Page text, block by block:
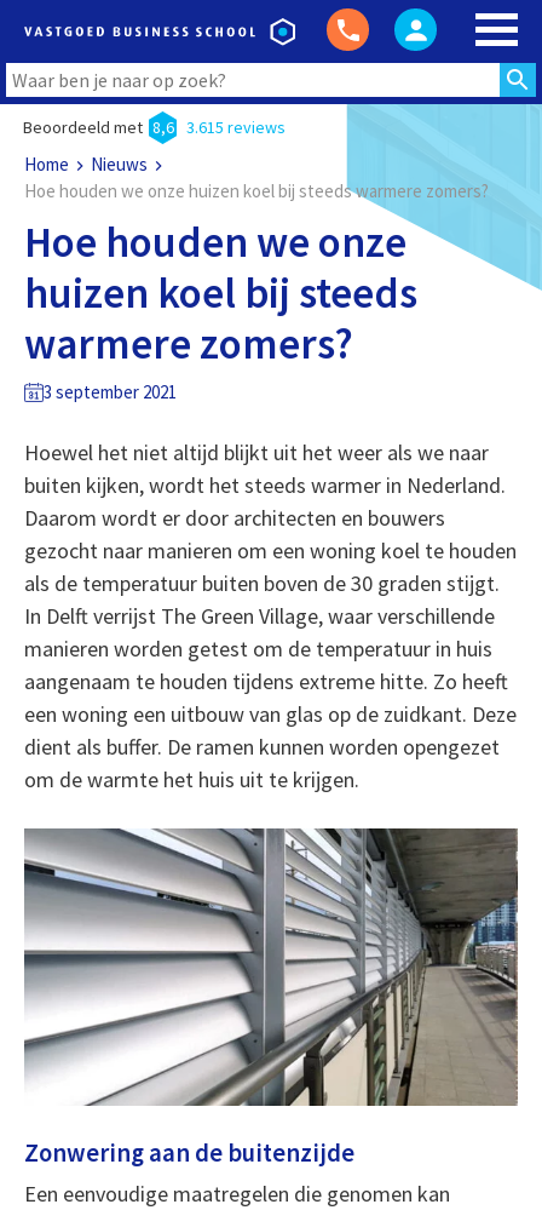
Beoordeeld met 8,6 3.615 reviews
Home
Nieuws
Hoe houden we onze huizen koel bij steeds warmere zomers?
Hoe houden we onze
huizen koel bij steeds
warmere zomers?
3 september 2021
Hoewel het niet altijd blijkt uit het weer als we naar
buiten kijken, wordt het steeds warmer in Nederland.
Daarom wordt er door architecten en bouwers
gezocht naar manieren om een woning koel te houden
als de temperatuur buiten boven de 30 graden stijgt.
In Delft verrijst The Green Village, waar verschillende
manieren worden getest om de temperatuur in huis
aangenaam te houden tijdens extreme hitte. Zo heeft
een woning een uitbouw van glas op de zuidkant. Deze
dient als buffer. De ramen kunnen worden opengezet
om de warmte het huis uit te krijgen.
Zonwering aan de buitenzijde
Een eenvoudige maatregelen die genomen kan